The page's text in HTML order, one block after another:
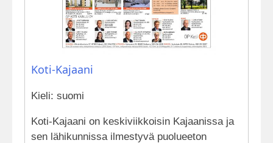
Koti-Kajaani
Kieli: suomi
Koti-Kajaani on keskiviikkoisin Kajaanissa ja
sen lähikunnissa ilmestyvä puolueeton